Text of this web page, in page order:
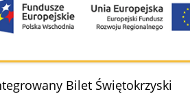
Bilet Świętokrzyski